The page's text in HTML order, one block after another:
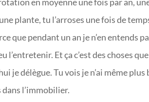
plante, tu l’arroses une fois de
que pendant un an je n’en entends
l’entretenir. Et ça c’est des choses
je délègue. Tu vois je n’ai même
l’immobilier.